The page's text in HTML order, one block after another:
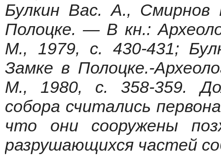
Булкин Вас. А.,
Полоцке. — В кн.:
М., 1979, с. 430-431;
Замке в Полоцке.-
М., 1980, с. 358-359.
собора считались
что они сооружены
разрушающихся частей